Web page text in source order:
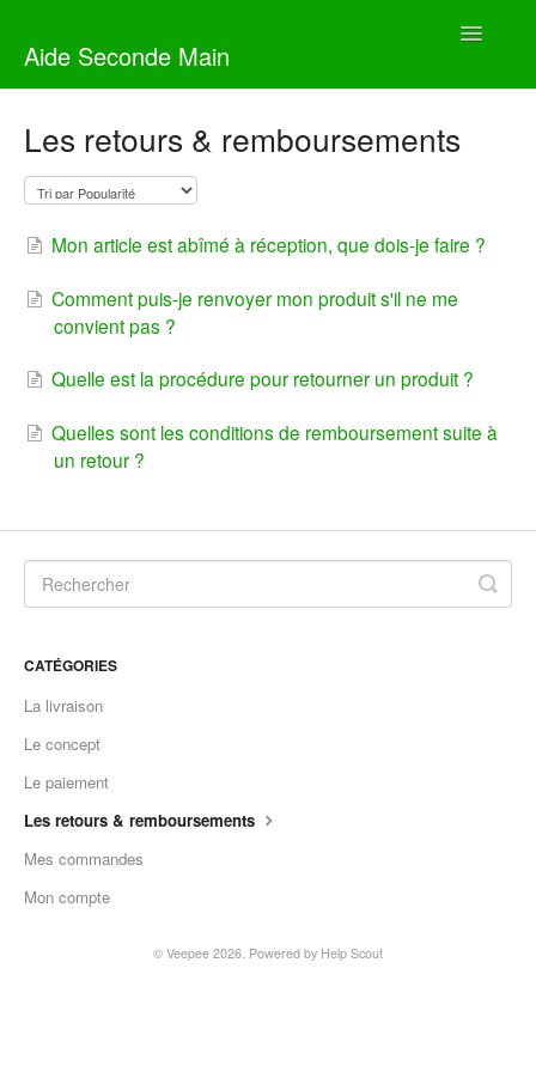
Aide Seconde Main
Toggle
Les retours & remboursements
Mon article est abîmé à réception, que dois-je faire ?
Comment puis-je renvoyer mon produit s'il ne me
convient pas ?
Quelle est la procédure pour retourner un produit ?
Quelles sont les conditions de remboursement suite à
un retour ?
CATÉGORIES
La livraison
Le concept
Le paiement
Les retours & remboursements
Mes commandes
Mon compte
© Veepee 2026. Powered by Help Scout